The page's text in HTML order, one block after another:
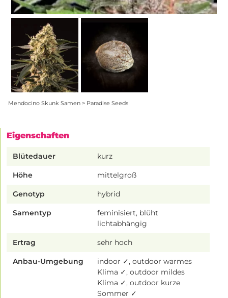
Mendocino Skunk Samen > Paradise Seeds
Eigenschaften
Blütedauer kurz
Höhe mittelgroß
Genotyp hybrid
Samentyp
feminisiert, blüht
lichtabhängig
Ertrag sehr hoch
Anbau-Umgebung
indoor ✓, outdoor warmes
Klima ✓, outdoor mildes
Klima ✓, outdoor kurze
Sommer ✓